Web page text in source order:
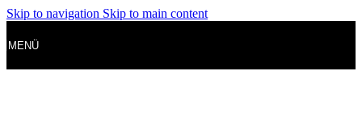
Skip to navigation Skip to main content
MENÜ